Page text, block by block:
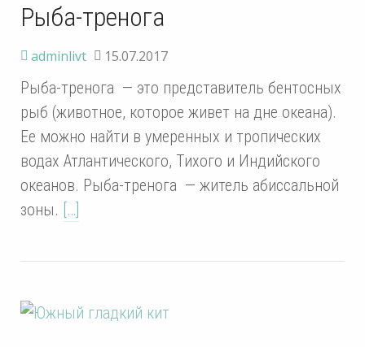
Рыба-тренога
adminlivt 15.07.2017
Рыба-тренога — это представитель бентосных
рыб (животное, которое живет на дне океана).
Ее можно найти в умеренных и тропических
водах Атлантического, Тихого и Индийского
океанов. Рыба-тренога — житель абиссальной
зоны. […]